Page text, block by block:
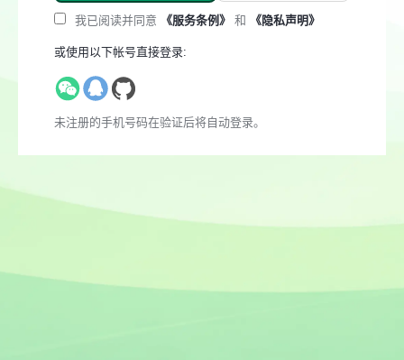
我已阅读并同意 《服务条例》 和 《隐私声明》
或使用以下帐号直接登录:
未注册的手机号码在验证后将自动登录。